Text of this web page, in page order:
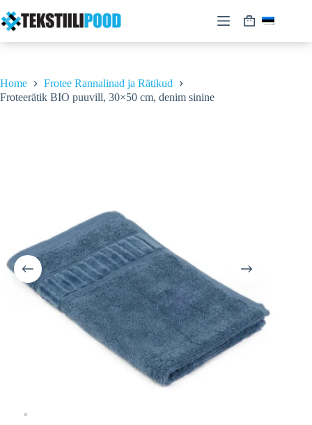
to
content
Shopping
Home
Frotee Rannalinad ja Rätikud
Froteerätik BIO puuvill, 30×50 cm, denim sinine